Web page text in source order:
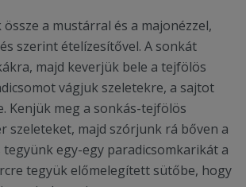
a mustárral és a majonézzel,
szerint ételízesítővel. A sonkát
majd keverjük bele a tejfölös
vágjuk szeletekre, a sajtot
Kenjük meg a sonkás-tejfölös
szeleteket, majd szórjunk rá bőven a
egy-egy paradicsomkarikát a
tegyük előmelegített sütőbe, hogy